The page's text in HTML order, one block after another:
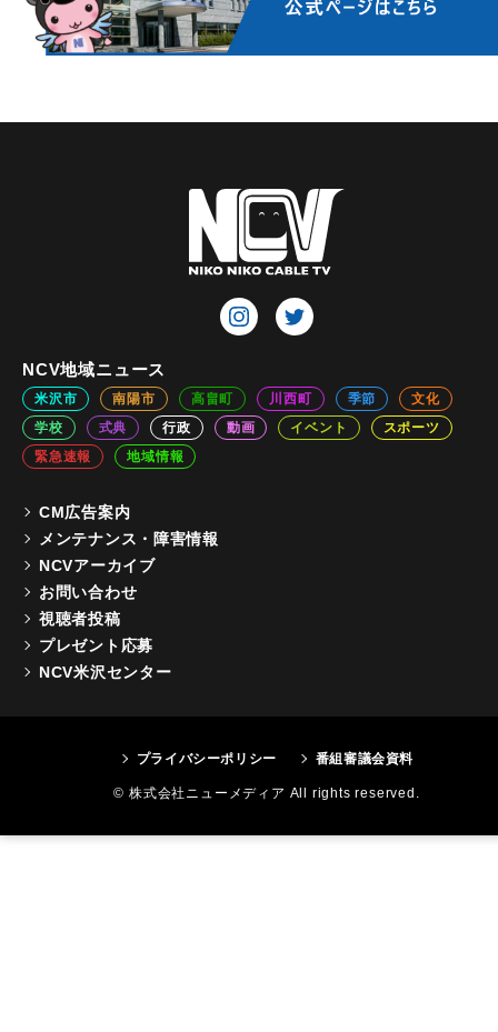
NCV地域ニュース
米沢市 南陽市 高畠町 川西町 季節
文化
学校
式典 行政 動画 イベント
スポーツ
緊急速報
地域情報
CM広告案内
メンテナンス・障害情報
NCVアーカイブ
お問い合わせ
視聴者投稿
プレゼント応募
NCV米沢センター
プライバシーポリシー 番組審議会資料
© 株式会社ニューメディア All rights reserved.